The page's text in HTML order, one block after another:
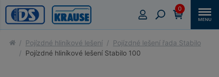
0
Pojízdné hliníkové lešení
Pojízdné lešení řada Stabilo
Pojízdné hliníkové lešení Stabilo 100